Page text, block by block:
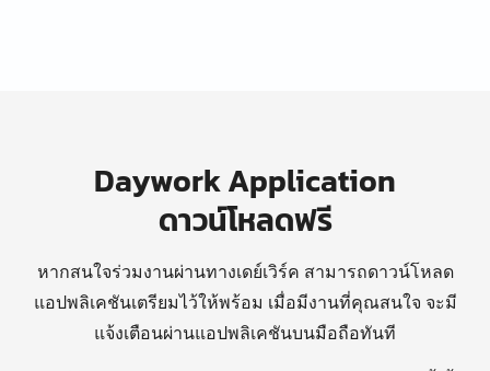
Daywork Application
ดาวน์โหลดฟรี
หากสนใจร่วมงานผ่านทางเดย์เวิร์ค สามารถดาวน์โหลด
แอปพลิเคชันเตรียมไว้ให้พร้อม เมื่อมีงานที่คุณสนใจ จะมี
แจ้งเตือนผ่านแอปพลิเคชันบนมือถือทันที